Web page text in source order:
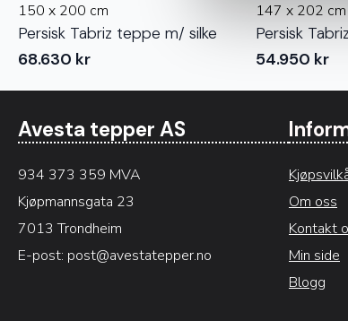
150 x 200 cm
Persisk Tabriz teppe m/ silke
68.630 kr
147 x 202 cm
Persisk
54.950 kr
Avesta tepper AS
934 373 359 MVA
Kjøpmannsgata 23
7013 Trondheim
E-post: post@avestatepper.no
Om oss
Kontakt
Min side
Blogg